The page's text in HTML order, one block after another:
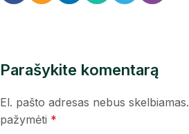
Parašykite komentarą
El. pašto adresas nebus skelbiamas.
pažymėti *